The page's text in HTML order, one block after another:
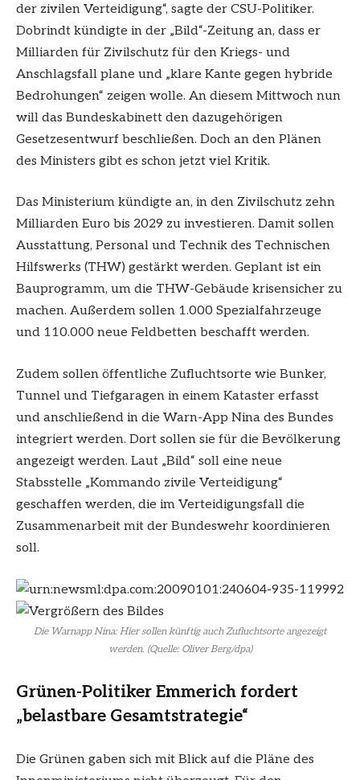
der zivilen Verteidigung“, sagte der CSU-Politiker.
Dobrindt kündigte in der „Bild“-Zeitung an, dass er
Milliarden für Zivilschutz für den Kriegs- und
Anschlagsfall plane und „klare Kante gegen hybride
Bedrohungen“ zeigen wolle. An diesem Mittwoch nun
will das Bundeskabinett den dazugehörigen
Gesetzesentwurf beschließen. Doch an den Plänen
des Ministers gibt es schon jetzt viel Kritik.
Das Ministerium kündigte an, in den Zivilschutz zehn
Milliarden Euro bis 2029 zu investieren. Damit sollen
Ausstattung, Personal und Technik des Technischen
Hilfswerks (THW) gestärkt werden. Geplant ist ein
Bauprogramm, um die THW-Gebäude krisensicher zu
machen. Außerdem sollen 1.000 Spezialfahrzeuge
und 110.000 neue Feldbetten beschafft werden.
Zudem sollen öffentliche Zufluchtsorte wie Bunker,
Tunnel und Tiefgaragen in einem Kataster erfasst
und anschließend in die Warn-App Nina des Bundes
integriert werden. Dort sollen sie für die Bevölkerung
angezeigt werden. Laut „Bild“ soll eine neue
Stabsstelle „Kommando zivile Verteidigung“
geschaffen werden, die im Verteidigungsfall die
Zusammenarbeit mit der Bundeswehr koordinieren
soll.
Die Warnapp Nina: Hier sollen künftig auch Zufluchtsorte angezeigt
werden. (Quelle: Oliver Berg/dpa)
Grünen-Politiker Emmerich fordert
„belastbare Gesamtstrategie“
Die Grünen gaben sich mit Blick auf die Pläne des